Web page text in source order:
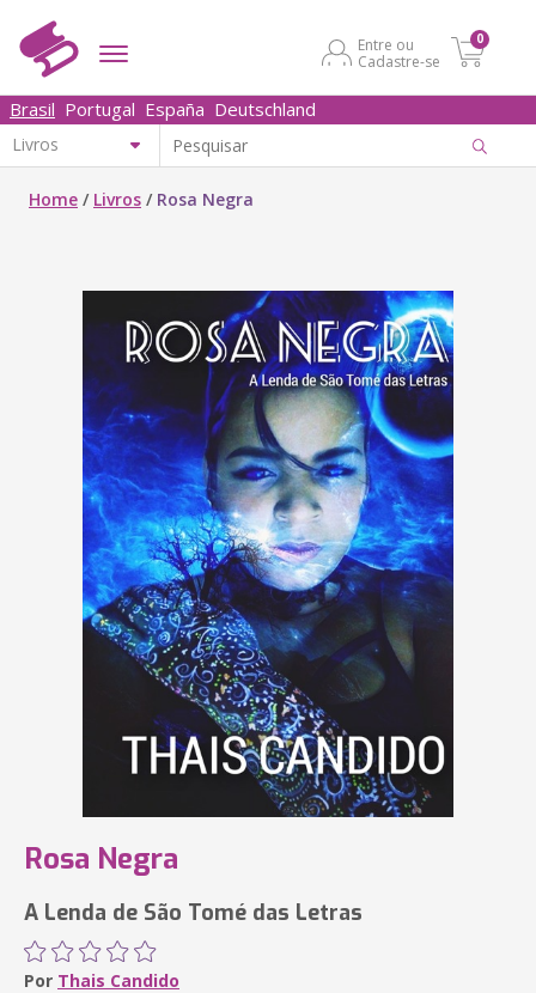
Entre ou
Cadastre-se
0
Brasil Portugal España Deutschland
Home / Livros / Rosa Negra
Rosa Negra
A Lenda de São Tomé das Letras
Por Thais Candido